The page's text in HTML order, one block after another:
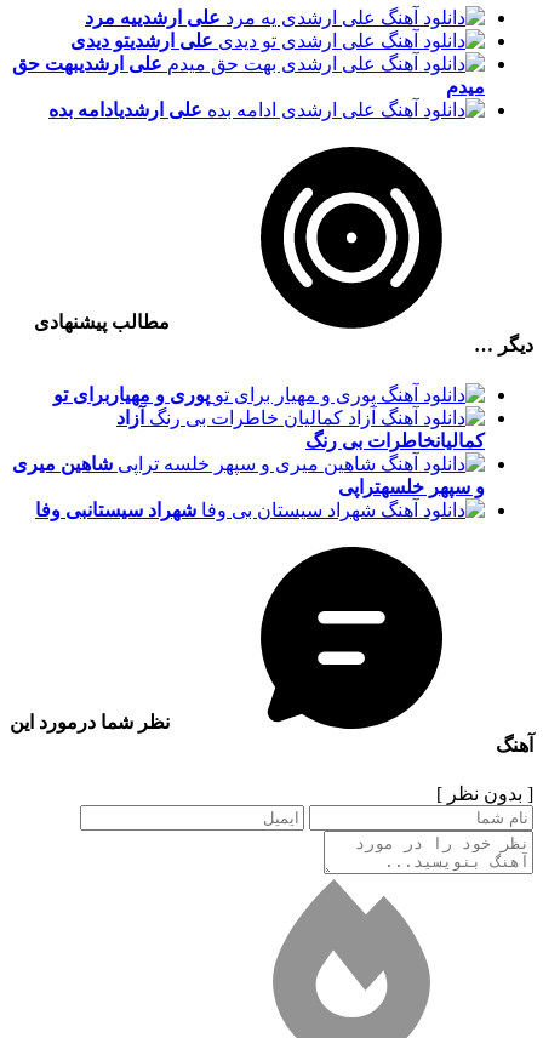
علی ارشدییه مرد
علی ارشدیتو دیدی
علی ارشدیبهت حق
میدم
علی ارشدیادامه بده
مطالب پیشنهادی
دیگر …
پوری و مهیار برای تو
آزاد
کمالیانخاطرات بی رنگ
شاهین میری
و سپهر خلسهتراپی
شهراد سیستانبی وفا
نظر شما درمورد این
آهنگ
[ بدون نظر ]